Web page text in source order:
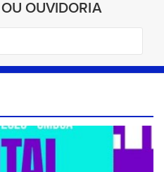
OUVIDORIA